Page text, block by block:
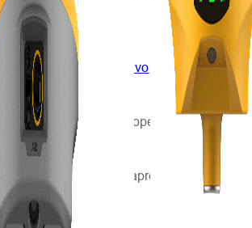
por aqui Alto-alvo O estande teve
e gerenciar as operações dos
convidadas como apresentadores